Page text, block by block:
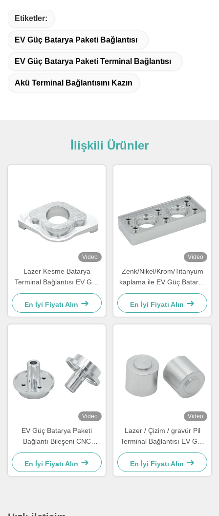
Etiketler:
EV Güç Batarya Paketi Bağlantısı
EV Güç Batarya Paketi Terminal Bağlantısı
Akü Terminal Bağlantısını Kazın
İlişkili Ürünler
Video
Lazer Kesme Batarya
Terminal Bağlantısı EV Güç
Batarya Paketi Ortak Üssü
En İyi Fiyatı Alın
Video
Zenk/Nikel/Krom/Titanyum
kaplama ile EV Güç Batarya
Paketi Bağlantısı
En İyi Fiyatı Alın
Video
EV Güç Batarya Paketi
Bağlantı Bileşeni CNC
Dönüştürme / freze ile
Batarya Terminal Bağlantısı
En İyi Fiyatı Alın
Video
Lazer / Çizim / gravür Pil
Terminal Bağlantısı EV Güç
Pil Paketi Montaj Silindir
En İyi Fiyatı Alın